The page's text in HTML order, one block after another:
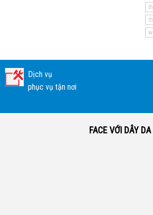
Dịch vụ
phục vụ tận nơi
FACE VỚI DÂY